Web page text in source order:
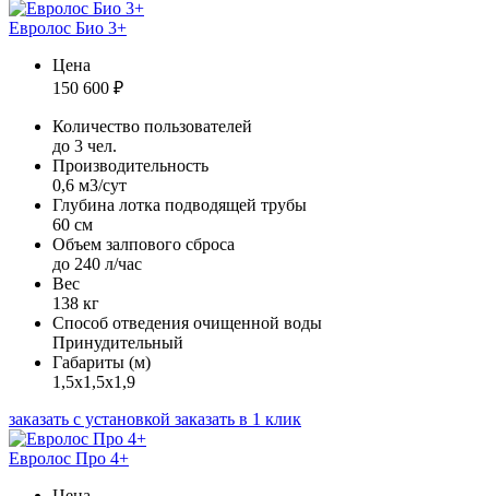
Евролос Био 3+
Цена
150 600 ₽
Количество пользователей
до 3 чел.
Производительность
0,6 м3/сут
Глубина лотка подводящей трубы
60 см
Объем залпового сброса
до 240 л/час
Вес
138 кг
Способ отведения очищенной воды
Принудительный
Габариты (м)
1,5х1,5х1,9
заказать с установкой заказать в 1 клик
Евролос Про 4+